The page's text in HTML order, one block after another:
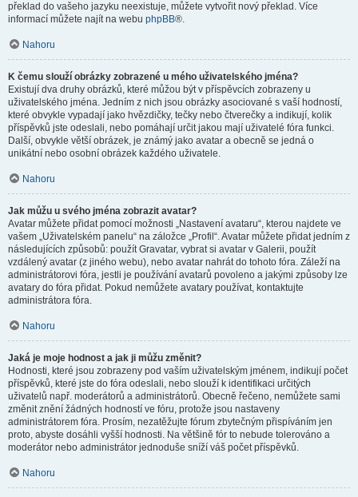
překlad do vašeho jazyku neexistuje, můžete vytvořit nový překlad. Více
informací můžete najít na webu phpBB®.
Nahoru
K čemu slouží obrázky zobrazené u mého uživatelského jména?
Existují dva druhy obrázků, které můžou být v příspěvcích zobrazeny u
uživatelského jména. Jedním z nich jsou obrázky asociované s vaší hodností,
které obvykle vypadají jako hvězdičky, tečky nebo čtverečky a indikují, kolik
příspěvků jste odeslali, nebo pomáhají určit jakou mají uživatelé fóra funkci.
Další, obvykle větší obrázek, je známý jako avatar a obecně se jedná o
unikátní nebo osobní obrázek každého uživatele.
Nahoru
Jak můžu u svého jména zobrazit avatar?
Avatar můžete přidat pomocí možnosti „Nastavení avataru“, kterou najdete ve
vašem „Uživatelském panelu“ na záložce „Profil“. Avatar můžete přidat jedním z
následujících způsobů: použít Gravatar, vybrat si avatar v Galerii, použít
vzdálený avatar (z jiného webu), nebo avatar nahrát do tohoto fóra. Záleží na
administrátorovi fóra, jestli je používání avatarů povoleno a jakými způsoby lze
avatary do fóra přidat. Pokud nemůžete avatary používat, kontaktujte
administrátora fóra.
Nahoru
Jaká je moje hodnost a jak ji můžu změnit?
Hodnosti, které jsou zobrazeny pod vaším uživatelským jménem, indikují počet
příspěvků, které jste do fóra odeslali, nebo slouží k identifikaci určitých
uživatelů např. moderátorů a administrátorů. Obecně řečeno, nemůžete sami
změnit znění žádných hodností ve fóru, protože jsou nastaveny
administrátorem fóra. Prosím, nezatěžujte fórum zbytečným přispíváním jen
proto, abyste dosáhli vyšší hodnosti. Na většině fór to nebude tolerováno a
moderátor nebo administrátor jednoduše sníží váš počet příspěvků.
Nahoru